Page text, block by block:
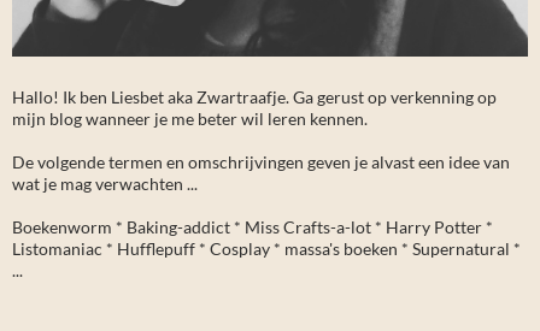
Hallo! Ik ben Liesbet aka Zwartraafje. Ga gerust op verkenning op
mijn blog wanneer je me beter wil leren kennen.
De volgende termen en omschrijvingen geven je alvast een idee van
wat je mag verwachten ...
Boekenworm * Baking-addict * Miss Crafts-a-lot * Harry Potter *
Listomaniac * Hufflepuff * Cosplay * massa's boeken * Supernatural *
...